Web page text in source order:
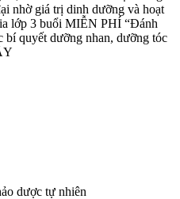
nhờ giá trị dinh dưỡng và hoạt
lớp 3 buổi MIỄN PHÍ “Đánh
quyết dưỡng nhan, dưỡng tóc
dược tự nhiên